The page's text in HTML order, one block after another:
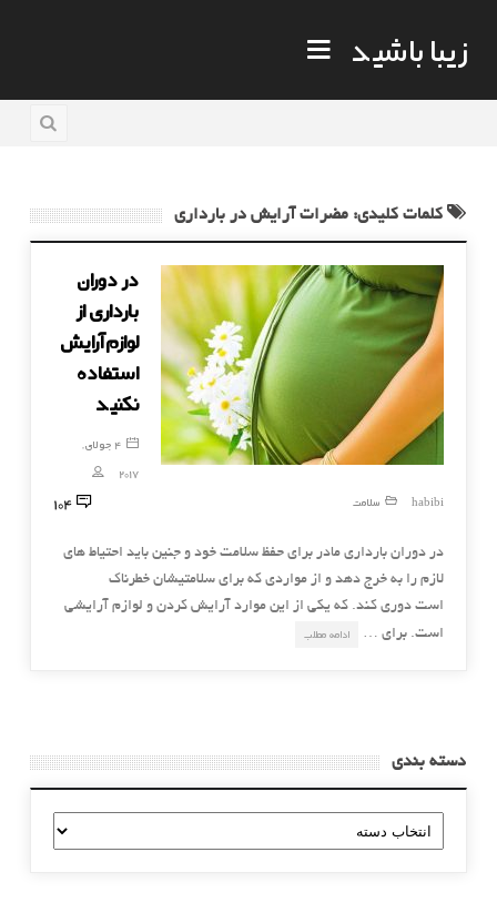
زیبا باشید
کلمات کلیدی: مضرات آرایش در بارداری
در دوران
بارداری از
لوازم آرایش
استفاده
نکنید
4 جولای,
2017
habibi
سلامت 104
در دوران بارداری مادر برای حفظ سلامت خود و جنین باید احتیاط های
لازم را به خرج دهد و از مواردی که برای سلامتیشان خطرناک
است دوری کند. که یکی از این موارد آرایش کردن و لوازم آرایشی
است. برای …
ادامه مطلب
دسته بندی
دسته
بندی